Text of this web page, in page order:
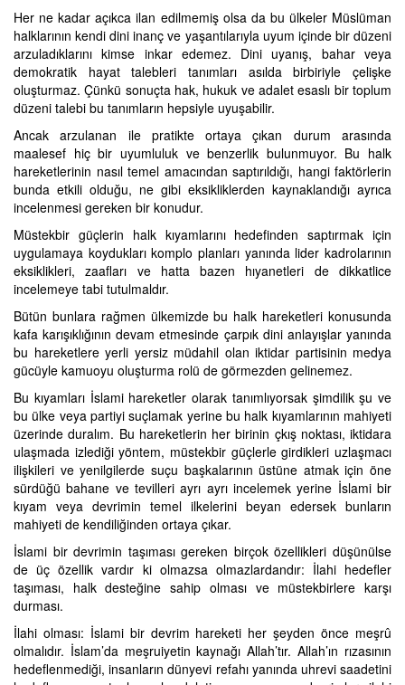
Her ne kadar açıkca ilan edilmemiş olsa da bu ülkeler Müslüman
halklarının kendi dini inanç ve yaşantılarıyla uyum içinde bir düzeni
arzuladıklarını kimse inkar edemez. Dini uyanış, bahar veya
demokratik hayat talebleri tanımları asılda birbiriyle çelişke
oluşturmaz. Çünkü sonuçta hak, hukuk ve adalet esaslı bir toplum
düzeni talebi bu tanımların hepsiyle uyuşabilir.
Ancak arzulanan ile pratikte ortaya çıkan durum arasında
maalesef hiç bir uyumluluk ve benzerlik bulunmuyor. Bu halk
hareketlerinin nasıl temel amacından saptırıldığı, hangi faktörlerin
bunda etkili olduğu, ne gibi eksikliklerden kaynaklandığı ayrıca
incelenmesi gereken bir konudur.
Müstekbir güçlerin halk kıyamlarını hedefinden saptırmak için
uygulamaya koydukları komplo planları yanında lider kadrolarının
eksiklikleri, zaafları ve hatta bazen hıyanetleri de dikkatlice
incelemeye tabi tutulmaldır.
Bütün bunlara rağmen ülkemizde bu halk hareketleri konusunda
kafa karışıklığının devam etmesinde çarpık dini anlayışlar yanında
bu hareketlere yerli yersiz müdahil olan iktidar partisinin medya
gücüyle kamuoyu oluşturma rolü de görmezden gelinemez.
Bu kıyamları İslami hareketler olarak tanımlıyorsak şimdilik şu ve
bu ülke veya partiyi suçlamak yerine bu halk kıyamlarının mahiyeti
üzerinde duralım. Bu hareketlerin her birinin çkış noktası, iktidara
ulaşmada izlediği yöntem, müstekbir güçlerle girdikleri uzlaşmacı
ilişkileri ve yenilgilerde suçu başkalarının üstüne atmak için öne
sürdüğü bahane ve tevilleri ayrı ayrı incelemek yerine İslami bir
kıyam veya devrimin temel ilkelerini beyan edersek bunların
mahiyeti de kendiliğinden ortaya çıkar.
İslami bir devrimin taşıması gereken birçok özellikleri düşünülse
de üç özellik vardır ki olmazsa olmazlardandır: İlahi hedefler
taşıması, halk desteğine sahip olması ve müstekbirlere karşı
durması.
İlahi olması: İslami bir devrim hareketi her şeyden önce meşrû
olmalıdır. İslam’da meşruiyetin kaynağı Allah’tır. Allah’ın rızasının
hedeflenmediği, insanların dünyevi refahı yanında uhrevi saadetini